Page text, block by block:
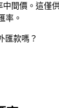
間價。這僅
率。
匯款嗎？